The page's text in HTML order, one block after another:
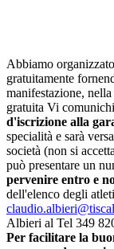
Abbiamo
gratuitamente
manifestazione,
gratuita Vi
d'iscrizione alla
specialità e sarà
società (non si
può presentare un
pervenire entro e
dell'elenco degli
Albieri al Tel 349
Per facilitare la